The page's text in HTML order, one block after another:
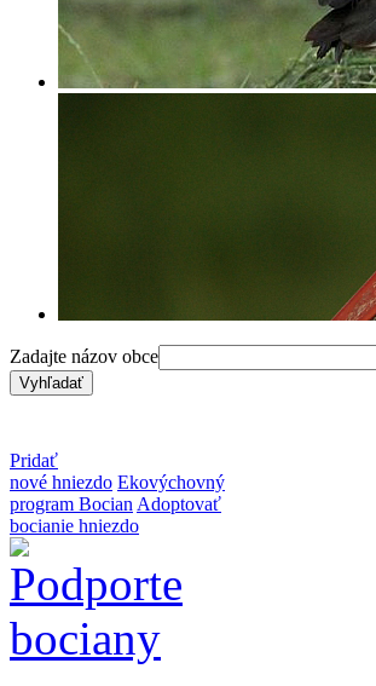
Zadajte názov obce
Pridať
nové hniezdo Ekovýchovný
program Bocian Adoptovať
bocianie hniezdo